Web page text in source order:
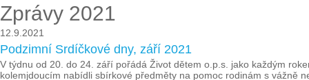
Zprávy 2021
12.9.2021
Podzimní Srdíčkové dny, září 2021
V týdnu od 20. do 24. září pořádá Život dětem o.p.s. jako každým
kolemjdoucím nabídli sbírkové předměty na pomoc rodinám s vážně